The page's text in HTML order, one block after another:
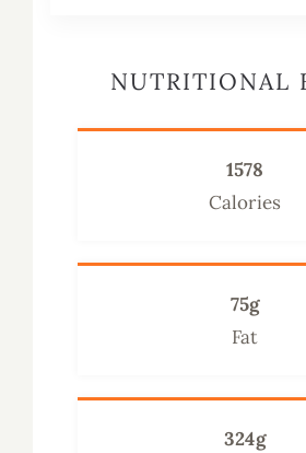
NUTRITIONAL
1578
Calories
75g
Fat
324g